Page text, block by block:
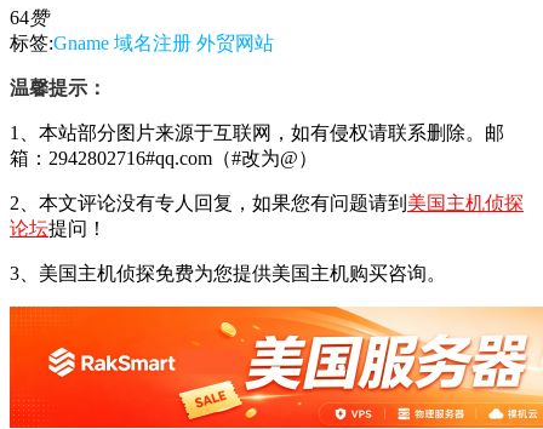
64赞
标签:Gname 域名注册 外贸网站
温馨提示：
1、本站部分图片来源于互联网，如有侵权请联系删除。邮
箱：2942802716#qq.com（#改为@）
2、本文评论没有专人回复，如果您有问题请到 美国主机侦探
论坛提问！
3、美国主机侦探免费为您提供美国主机购买咨询。